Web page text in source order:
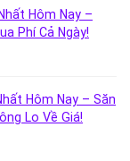
Hôm Nay –
Phí Cả Ngày!
Hôm Nay – Săn
Lo Về Giá!